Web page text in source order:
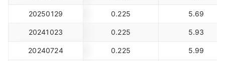
20250129 0.225 5.69
20241023 0.225 5.93
20240724 0.225 5.99